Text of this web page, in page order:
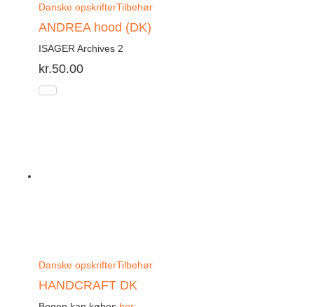
Danske opskrifterTilbehør
ANDREA hood (DK)
ISAGER Archives 2
kr.50.00
Danske opskrifterTilbehør
HANDCRAFT DK